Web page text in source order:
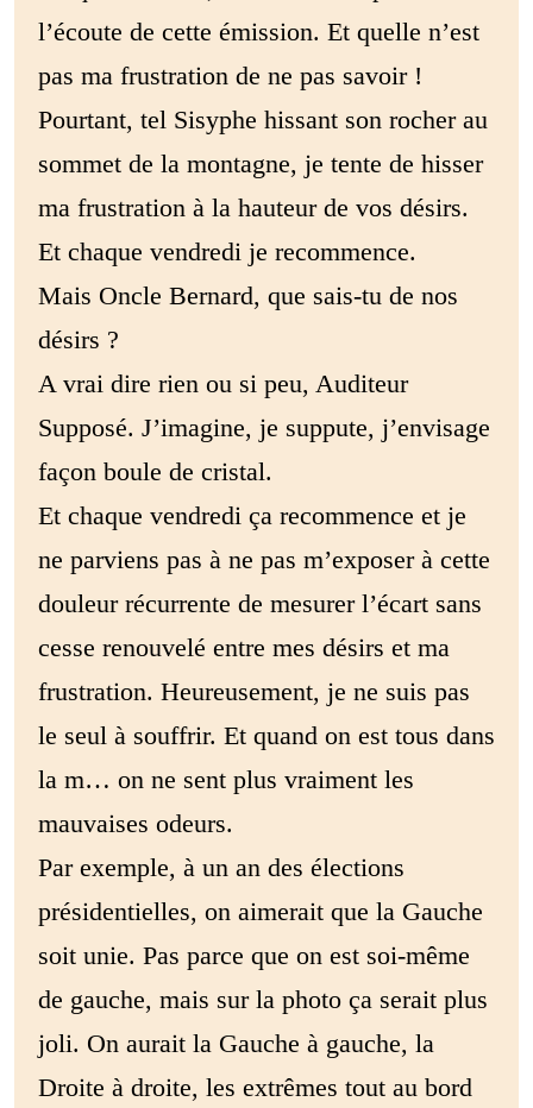
l’écoute de cette émission. Et quelle n’est
pas ma frustration de ne pas savoir !
Pourtant, tel Sisyphe hissant son rocher au
sommet de la montagne, je tente de hisser
ma frustration à la hauteur de vos désirs.
Et chaque vendredi je recommence.
Mais Oncle Bernard, que sais-tu de nos
désirs ?
A vrai dire rien ou si peu, Auditeur
Supposé. J’imagine, je suppute, j’envisage
façon boule de cristal.
Et chaque vendredi ça recommence et je
ne parviens pas à ne pas m’exposer à cette
douleur récurrente de mesurer l’écart sans
cesse renouvelé entre mes désirs et ma
frustration. Heureusement, je ne suis pas
le seul à souffrir. Et quand on est tous dans
la m… on ne sent plus vraiment les
mauvaises odeurs.
Par exemple, à un an des élections
présidentielles, on aimerait que la Gauche
soit unie. Pas parce que on est soi-même
de gauche, mais sur la photo ça serait plus
joli. On aurait la Gauche à gauche, la
Droite à droite, les extrêmes tout au bord